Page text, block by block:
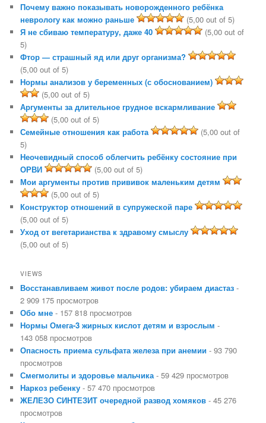
Почему важно показывать новорожденного ребёнка
неврологу как можно раньше
(5,00 out of 5)
Я не сбиваю температуру, даже 40
(5,00 out of
5)
Фтор — страшный яд или друг организма?
(5,00 out of 5)
Нормы анализов у беременных (с обоснованием)
(5,00 out of 5)
Аргументы за длительное грудное вскармливание
(5,00 out of 5)
Семейные отношения как работа
(5,00 out of
5)
Неочевидный способ облегчить ребёнку состояние при
ОРВИ
(5,00 out of 5)
Мои аргументы против прививок маленьким детям
(5,00 out of 5)
Конструктор отношений в супружеской паре
(5,00 out of 5)
Уход от вегетарианства к здравому смыслу
(5,00 out of 5)
VIEWS
Восстанавливаем живот после родов: убираем диастаз -
2 909 175 просмотров
Обо мне - 157 818 просмотров
Нормы Омега-3 жирных кислот детям и взрослым -
143 058 просмотров
Опасность приема сульфата железа при анемии - 93 790
просмотров
Смегмолиты и здоровье мальчика- 59 429 просмотров
Наркоз ребенку - 57 470 просмотров
ЖЕЛЕЗО СИНТЕЗИТ очередной развод хомяков - 45 276
просмотров